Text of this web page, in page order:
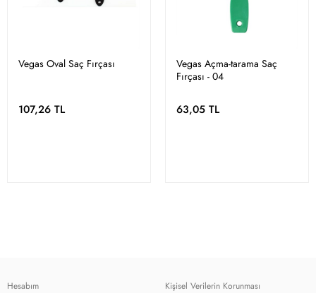
Vegas Oval Saç Fırçası
107,26 TL
Vegas Açma-tarama Saç
Fırçası - 04
63,05 TL
Hesabım Kişisel Verilerin Korunması